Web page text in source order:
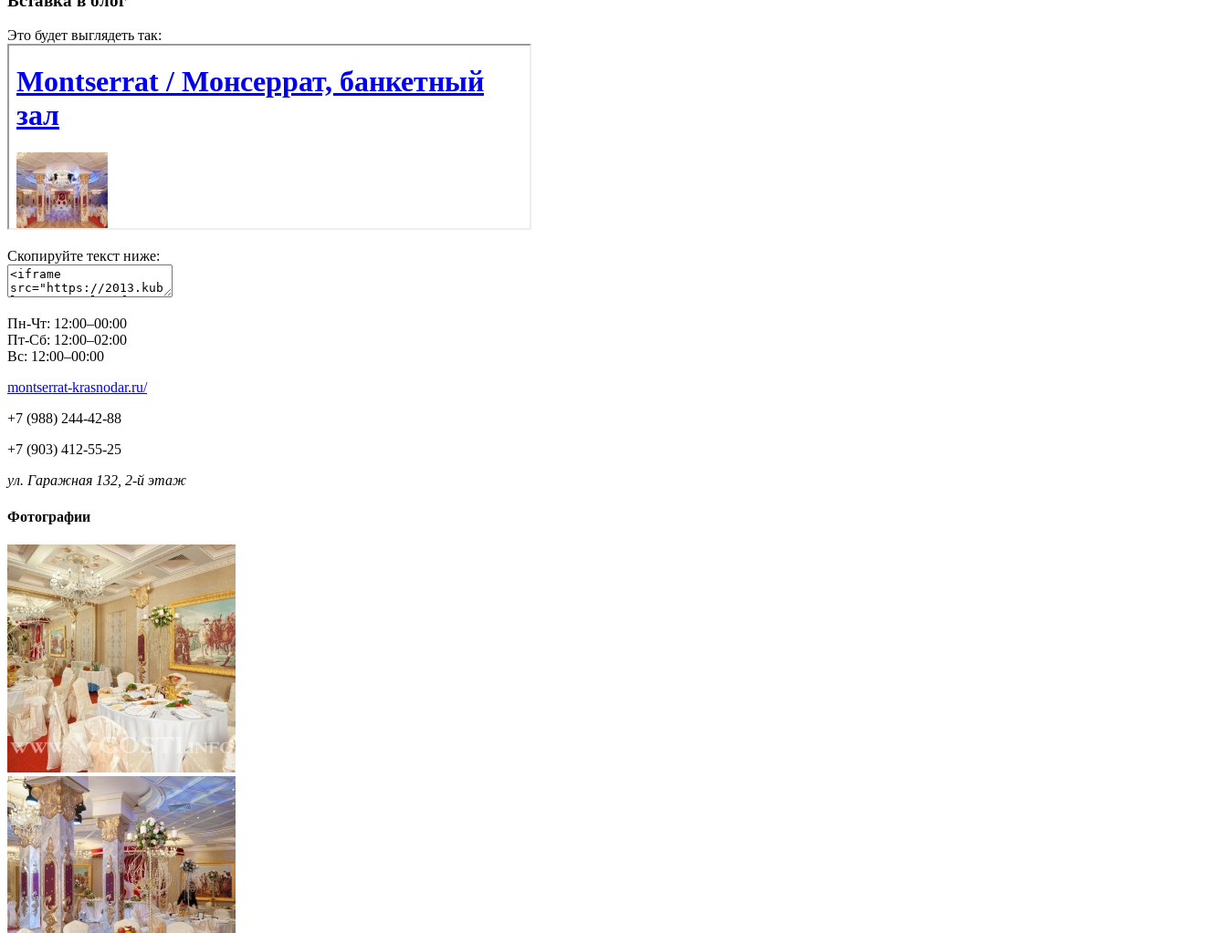
Это будет выглядеть так:
Скопируйте текст ниже:
Пн-Чт: 12:00–00:00
Пт-Сб: 12:00–02:00
Вс: 12:00–00:00
montserrat-krasnodar.ru/
+7 (988) 244-42-88
+7 (903) 412-55-25
ул. Гаражная 132, 2-й этаж
Фотографии